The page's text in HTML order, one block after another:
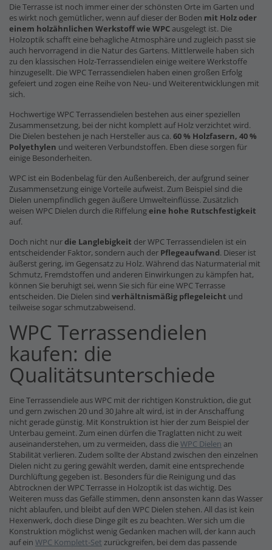
Die Terrasse ist noch immer einer der schönsten Orte im Garten und
es wirkt noch gemütlicher, wenn auf dieser der Boden mit Holz oder
einem holzähnlichen Werkstoff wie WPCausgelegt ist. Die
Holzoptik schafft eine behagliche Atmosphäre und zugleich passt sie
auch hervorragend in die Natur des Gartens. Mittlerweile haben sich
zu den klassischen Holz-Terrassendielen einige weitere Werkstoffe
hinzugesellt. Die WPC Terrassendielen haben einen großen Erfolg
gefeiert und zogen eine Reihe von Neu- und Weiterentwicklungen mit
sich.
Hochwertige WPC Terrassendielen bestehen aus einer speziellen
Zusammensetzung, bei der nicht komplett auf Holz verzichtet wird.
Die Dielen bestehen je nach Hersteller aus ca. 60 % Holzfasern, 40 %
Polyethylen und weiteren Verbundstoffen. Eben diese sorgen für
einige Besonderheiten.
WPC ist ein Bodenbelag für den Außenbereich, der aufgrund seiner
Zusammensetzung einige Vorteile aufweist. Zum Beispiel sind die
Dielen unempfindlich gegen äußere Umwelteinflüsse. Zusätzlich
weisen WPC Dielen durch die Riffelungeine hohe Rutschfestigkeit
auf.
Doch nicht nurdie Langlebigkeit der WPC Terrassendielen ist ein
entscheidender Faktor, sondern auch der Pflegeaufwand. Dieser ist
äußerst gering, im Gegensatz zu Holz. Während das Naturmaterial mit
Schmutz, Fremdstoffen und anderen Einwirkungen zu kämpfen hat,
können Sie beruhigt sei, wenn Sie sich für eine WPC Terrasse
entscheiden. Die Dielen sind verhältnismäßig pflegeleicht und
teilweise sogar schmutzabweisend.
WPC Terrassendielen
kaufen: die
Qualitätsunterschiede
Eine Terrassendiele aus WPC mit der richtigen Konstruktion, die gut
und gern zwischen 20 und 30 Jahre alt wird, ist in der Anschaffung
nicht gerade günstig. Mit Konstruktion ist hier der zum Beispiel der
Unterbau gemeint. Zum einen dürfen die Traglatten nicht zu weit
auseinanderstehen, um zu vermeiden, dass dieWPC Dielen an
Stabilität verlieren. Zudem sollte der Abstand zwischen den einzelnen
Dielen nicht zu gering gewählt werden, damit eine entsprechende
Durchlüftung gegeben ist. Besonders für die Reinigung und das
Abtrocknen der WPC Terrasse in Holzoptik ist das wichtig. Des
Weiteren muss das Gefälle stimmen, denn ansonsten kann das Wasser
nicht ablaufen, und bleibt auf den WPC Dielen stehen. All das ist kein
Hexenwerk, doch diese Dinge gilt es zu beachten. Wer sich um die
Konstruktion möglichst wenig Gedanken machen will, der kann auch
auf ein WPC Komplett-Set zurückgreifen, bei dem das passende